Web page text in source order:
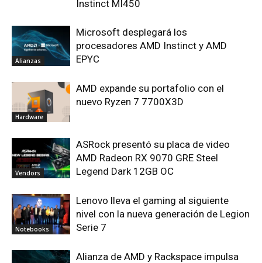
Instinct MI450
Alianzas
Microsoft desplegará los
procesadores AMD Instinct y AMD
EPYC
Hardware
AMD expande su portafolio con el
nuevo Ryzen 7 7700X3D
Vendors
ASRock presentó su placa de video
AMD Radeon RX 9070 GRE Steel
Legend Dark 12GB OC
Notebooks
Lenovo lleva el gaming al siguiente
nivel con la nueva generación de Legion
Serie 7
Alianza de AMD y Rackspace impulsa